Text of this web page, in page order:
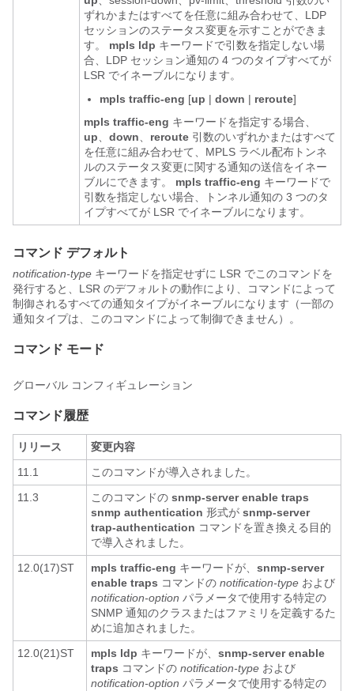
ずれかまたはすべてを任意に組み合わせて、LDP
セッションのステータス変更を示すことができま
す。 mpls ldp キーワードで引数を指定しない場
合、LDP セッション通知の 4 つのタイプすべてが
LSR でイネーブルになります。
mpls traffic-eng [up | down | reroute]
mpls traffic-eng キーワードを指定する場合、
up
down reroute 引数のいずれかまたはすべて
を任意に組み合わせて、MPLS ラベル配布トンネ
ルのステータス変更に関する通知の送信をイネー
ブルにできます。 mpls traffic-eng キーワードで
引数を指定しない場合、トンネル通知の 3 つのタ
イプすべてが LSR でイネーブルになります。
コマンド デフォルト
notification-type キーワードを指定せずに LSR でこのコマンドを
発行すると、LSR のデフォルトの動作により、コマンドによって
制御されるすべての通知タイプがイネーブルになります（一部の
通知タイプは、このコマンドによって制御できません）。
コマンド モード
グローバル コンフィギュレーション
コマンド履歴
リリース
変更内容
11.1
このコマンドが導入されました。
11.3
このコマンドの snmp-server enable traps
snmp authentication 形式が snmp-server
trap-authentication コマンドを置き換える目的
で導入されました。
12.0(17)ST
mpls traffic-eng キーワードが、 snmp-server
enable traps コマンドの notification-type および
notification-option パラメータで使用する特定の
SNMP 通知のクラスまたはファミリを定義するた
めに追加されました。
12.0(21)ST
mpls ldp キーワードが、 snmp-server enable
traps コマンドの notification-type および
notification-option パラメータで使用する特定の